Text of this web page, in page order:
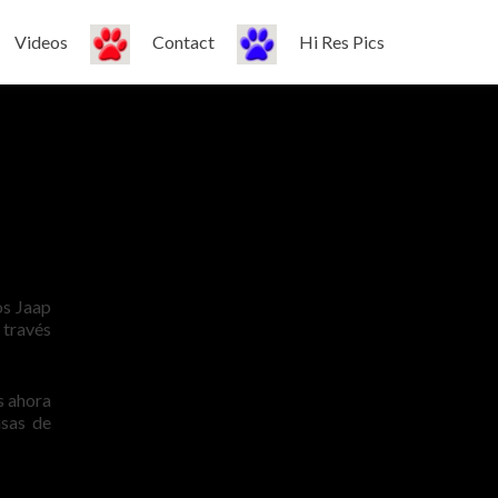
Videos Contact Hi Res Pics
Jaap
través
ahora
de